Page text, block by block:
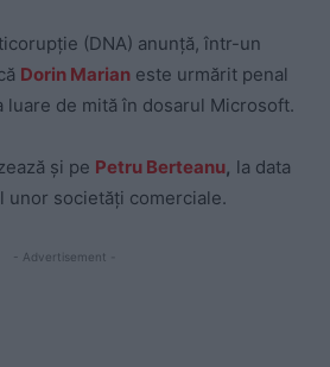
(DNA) anunță, într-un
Dorin Marian este urmărit penal
luare de mită în dosarul Microsoft.
și pe Petru Berteanu, la data
unor societăți comerciale.
- Advertisement -